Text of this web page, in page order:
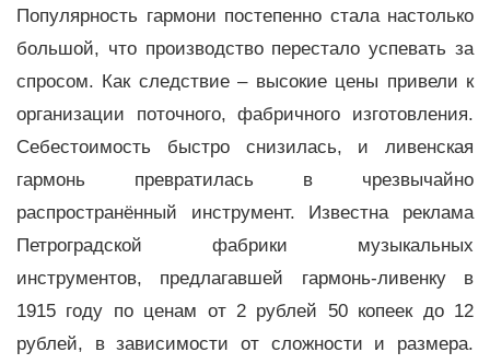
Популярность гармони постепенно стала настолько
большой, что производство перестало успевать за
спросом. Как следствие – высокие цены привели к
организации поточного, фабричного изготовления.
Себестоимость быстро снизилась, и ливенская
гармонь превратилась в чрезвычайно
распространённый инструмент. Известна реклама
Петроградской фабрики музыкальных
инструментов, предлагавшей гармонь-ливенку в
1915 году по ценам от 2 рублей 50 копеек до 12
рублей, в зависимости от сложности и размера.